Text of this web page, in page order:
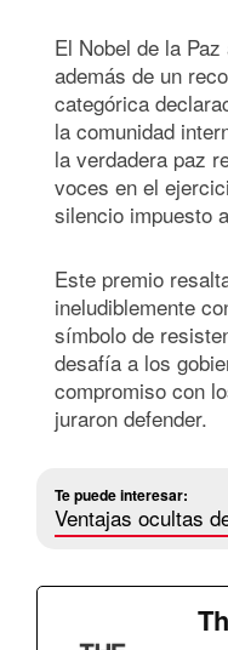
El Nobel de la
además de un
categórica
la comunidad
la verdadera paz
voces en el
silencio impuesto
Este premio
ineludiblemente
símbolo de
desafía a los
compromiso con
juraron defender.
Te puede interesar:
Ventajas ocultas